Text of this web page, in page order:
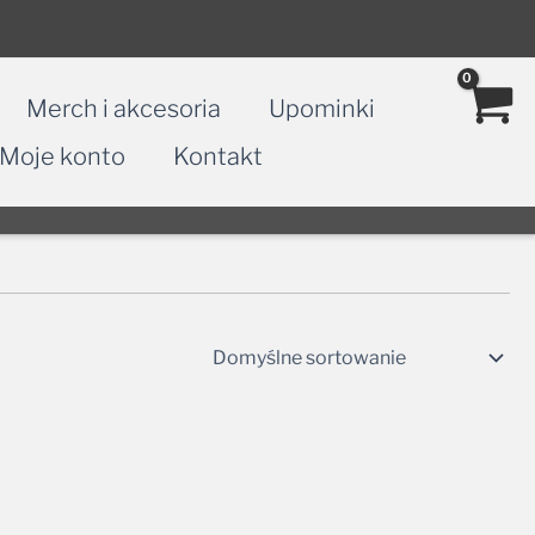
Merch i akcesoria
Upominki
Moje konto Kontakt